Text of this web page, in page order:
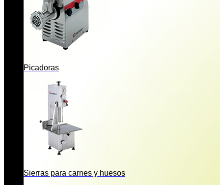
Picadoras
Sierras para carnes y huesos